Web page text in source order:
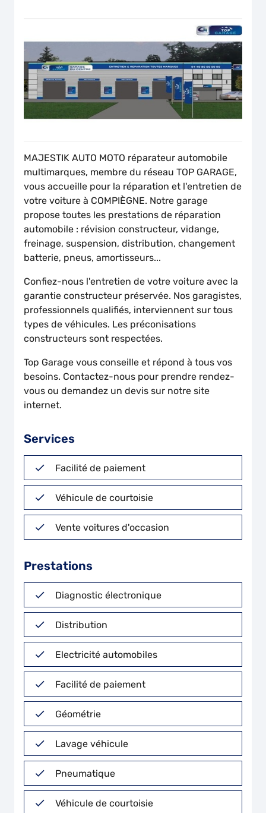
MAJESTIK AUTO MOTO réparateur automobile
multimarques, membre du réseau TOP GARAGE,
vous accueille pour la réparation et l'entretien de
votre voiture à COMPIÈGNE. Notre garage
propose toutes les prestations de réparation
automobile : révision constructeur, vidange,
freinage, suspension, distribution, changement
batterie, pneus, amortisseurs...
Confiez-nous l'entretien de votre voiture avec la
garantie constructeur préservée. Nos garagistes,
professionnels qualifiés, interviennent sur tous
types de véhicules. Les préconisations
constructeurs sont respectées.
Top Garage vous conseille et répond à tous vos
besoins. Contactez-nous pour prendre rendez-
vous ou demandez un devis sur notre site
internet.
Services
Facilité de paiement
Véhicule de courtoisie
Vente voitures d'occasion
Prestations
Diagnostic électronique
Distribution
Electricité automobiles
Facilité de paiement
Géométrie
Lavage véhicule
Pneumatique
Véhicule de courtoisie